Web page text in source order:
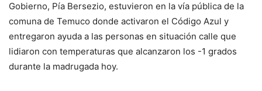
Gobierno, Pía Bersezio, estuvieron en la vía pública de la
comuna de Temuco donde activaron el Código Azul y
entregaron ayuda a las personas en situación calle que
lidiaron con temperaturas que alcanzaron los -1 grados
durante la madrugada hoy.